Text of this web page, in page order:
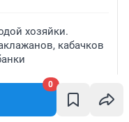
0
хозяйки.
кабачков
и скейте. Как
от